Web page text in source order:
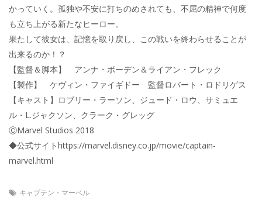
かっていく。孤独や不安に打ちのめされても、不屈の精神で何度
も立ち上がる新たなヒーロー。
果たして彼女は、記憶を取り戻し、この戦いを終わらせることが
出来るのか！？
【監督＆脚本】 アンナ・ボーデン＆ライアン・フレック
【製作】 ケヴィン・ファイギドー 監督ロバート・ロドリゲス
【キャスト】ロブリー・ラーソン、ジュード・ロウ、サミュエ
ル・L.ジャクソン、クラーク・グレッグ
ⒸMarvel Studios 2018
◆公式サイトhttps://marvel.disney.co.jp/movie/captain-
marvel.html
キャプテン・マーベル